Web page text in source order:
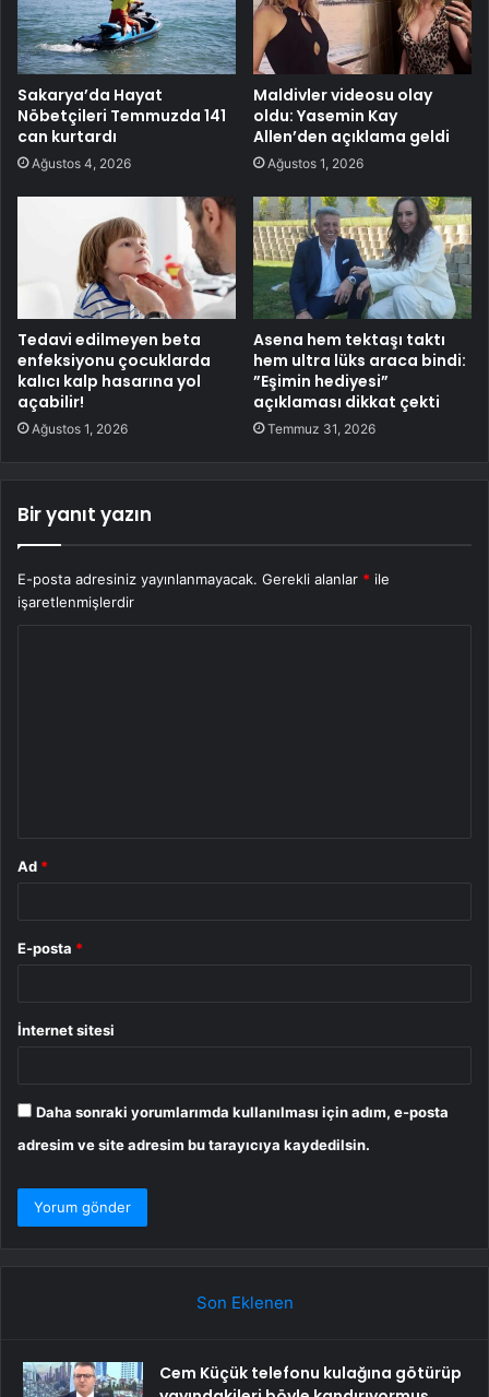
Sakarya’da Hayat
Nöbetçileri Temmuzda 141
can kurtardı
Ağustos 4, 2026
Maldivler videosu olay
oldu: Yasemin Kay
Allen’den açıklama geldi
Ağustos 1, 2026
Tedavi edilmeyen beta
enfeksiyonu çocuklarda
kalıcı kalp hasarına yol
açabilir!
Ağustos 1, 2026
Asena hem tektaşı taktı
hem ultra lüks araca bindi:
”Eşimin hediyesi”
açıklaması dikkat çekti
Temmuz 31, 2026
Bir yanıt yazın
E-posta adresiniz yayınlanmayacak. Gerekli alanlar * ile
işaretlenmişlerdir
Ad *
E-posta *
İnternet sitesi
Daha sonraki yorumlarımda kullanılması için adım, e-posta
adresim ve site adresim bu tarayıcıya kaydedilsin.
Son Eklenen
Cem Küçük telefonu kulağına götürüp